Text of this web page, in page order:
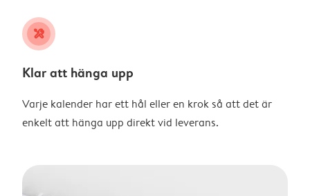
tools
Klar att hänga upp
Varje kalender har ett hål eller en krok så att det är
enkelt att hänga upp direkt vid leverans.